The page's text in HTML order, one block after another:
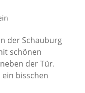
der Schauburg
schönen
der Tür.
bisschen